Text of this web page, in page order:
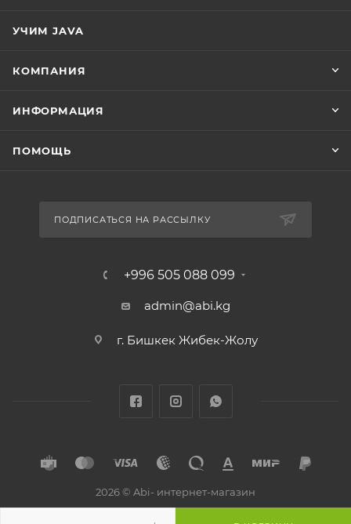
УЧИМ JAVA
КОМПАНИЯ
ИНФОРМАЦИЯ
ПОМОЩЬ
ПОДПИСАТЬСЯ НА РАССЫЛКУ
+996 505 088 099
admin@abi.kg
г. Бишкек Жибек-Жолу
2026 © Abi- интернет-магазин